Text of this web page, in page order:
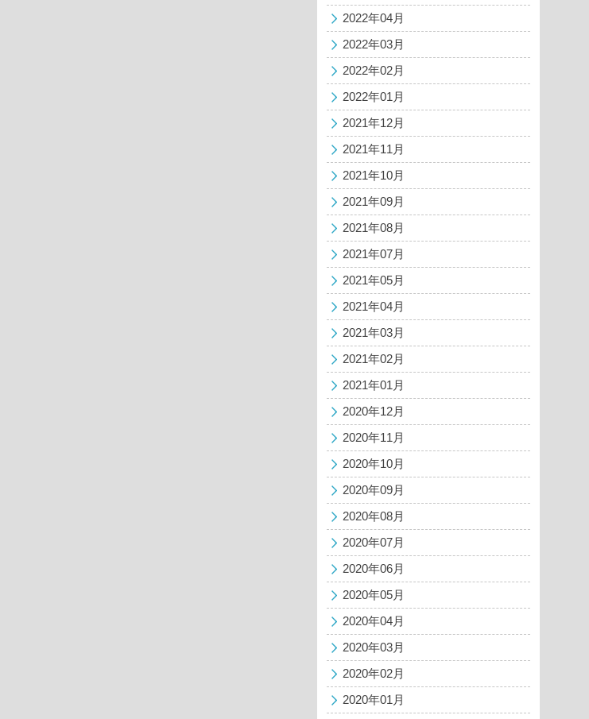
2022年04月
2022年03月
2022年02月
2022年01月
2021年12月
2021年11月
2021年10月
2021年09月
2021年08月
2021年07月
2021年05月
2021年04月
2021年03月
2021年02月
2021年01月
2020年12月
2020年11月
2020年10月
2020年09月
2020年08月
2020年07月
2020年06月
2020年05月
2020年04月
2020年03月
2020年02月
2020年01月